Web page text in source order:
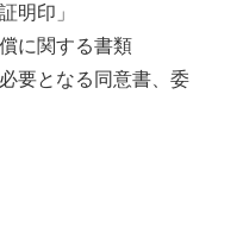
明印」
に関する書類
要となる同意書、委